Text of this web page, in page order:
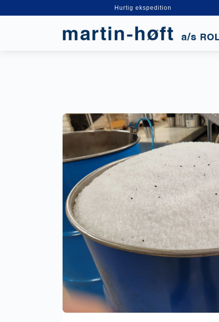
Hurtig ekspedition